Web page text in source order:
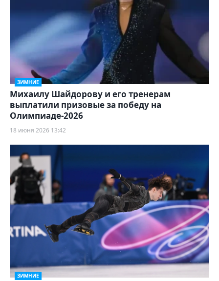
ЗИМНИЕ
Михаилу Шайдорову и его тренерам
выплатили призовые за победу на
Олимпиаде-2026
18 июня 2026 13:42
ЗИМНИЕ